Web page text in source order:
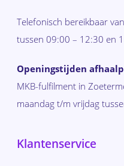
Telefonisch bereikbaar
tussen 09:00 – 12:30 en
Openingstijden
MKB-fulfilment in
maandag t/m vrijdag
Klantenservice